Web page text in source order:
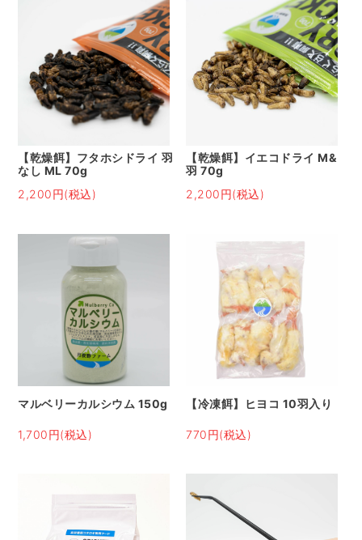
【乾燥餌】フタホシドライ 羽
なし ML 70g
2,200円(税込)
【乾燥餌】イエコドライ M&
羽 70g
2,200円(税込)
マルベリーカルシウム 150g
1,700円(税込)
【冷凍餌】ヒヨコ 10羽入り
770円(税込)